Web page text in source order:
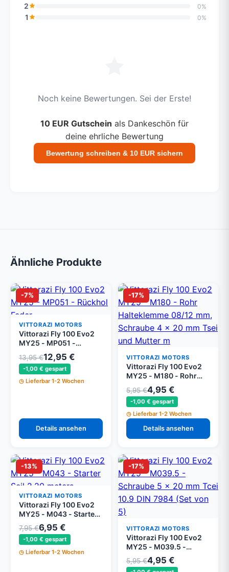
2 0%
1 0%
Noch keine Bewertungen. Sei der Erste!
10 EUR Gutschein als Dankeschön für
deine ehrliche Bewertung
Bewertung schreiben & 10 EUR sichern
Ähnliche Produkte
-7%
VITTORAZI MOTORS
Vittorazi Fly 100 Evo2
MY25 - MP051 -
Rückhol Feder
13,95 €12,95 €
-1,00 € gespart
Lieferbar 1-2 Wochen
Details ansehen
-17%
VITTORAZI MOTORS
Vittorazi Fly 100 Evo2
MY25 - M180 - Rohr
Halteklemme 08/12 mm,
Schraube 4 x 20 mm
Tsei und Mutter mit
Flansch M4
5,95 €4,95 €
-1,00 € gespart
Lieferbar 1-2 Wochen
Details ansehen
-13%
VITTORAZI MOTORS
Vittorazi Fly 100 Evo2
MY25 - M043 - Starter
Seil 2,20 Meter
7,95 €6,95 €
-1,00 € gespart
Lieferbar 1-2 Wochen
-17%
VITTORAZI MOTORS
Vittorazi Fly 100 Evo2
MY25 - M039.5 -
Schraube 5 x 20 mm
Tcei 10.9 DIN 7984 (Set
5,95 €4,95 €